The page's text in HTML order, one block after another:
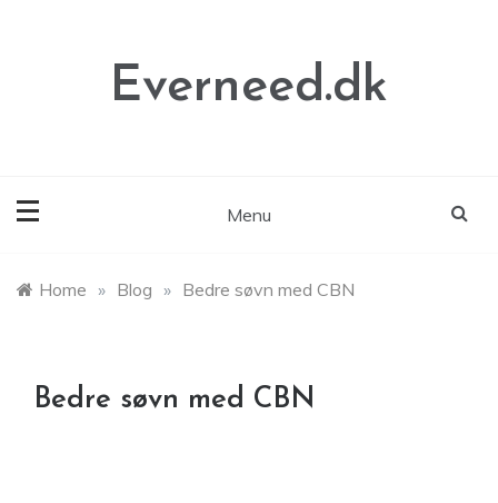
Everneed.dk
Menu
Home » Blog » Bedre søvn med CBN
Bedre søvn med CBN